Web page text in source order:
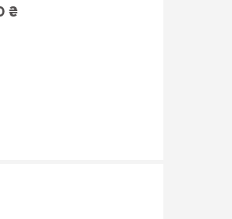
₴